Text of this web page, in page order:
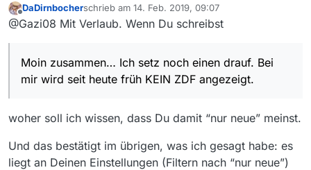
schrieb ja auch nur, dass mir derzeit
KEINERLEI neue ZDF Sendungen
Sendungen sind on mass drin. Wenn
ich in MVW in der Suchzeile ZDF
eingebe, werden nur ältere
von heute
Offline
DaDirnbocherschrieb am 14. Feb. 2019, 09:07
zuletzt editiert von
@Gazi08 Mit Verlaub. Wenn Du schreibst
Moin zusammen… Ich setz noch einen drauf. Bei
mir wird seit heute früh KEIN ZDF angezeigt.
woher soll ich wissen, dass Du damit “nur neue” meinst.
Und das bestätigt im übrigen, was ich gesagt habe: es
liegt an Deinen Einstellungen (Filtern nach “nur neue”)